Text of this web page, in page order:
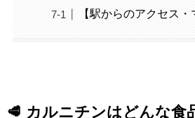
【駅からのアクセス・
🥩 カルニチンはどんな食